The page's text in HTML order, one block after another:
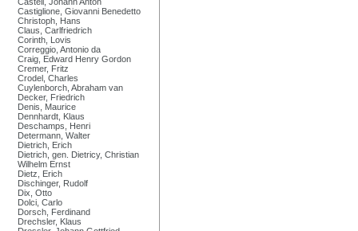
Castiglione, Giovanni Benedetto
Christoph, Hans
Claus, Carlfriedrich
Corinth, Lovis
Correggio, Antonio da
Craig, Edward Henry Gordon
Cremer, Fritz
Crodel, Charles
Cuylenborch, Abraham van
Decker, Friedrich
Denis, Maurice
Dennhardt, Klaus
Deschamps, Henri
Determann, Walter
Dietrich, Erich
Dietrich, gen. Dietricy, Christian
Wilhelm Ernst
Dietz, Erich
Dischinger, Rudolf
Dix, Otto
Dolci, Carlo
Dorsch, Ferdinand
Drechsler, Klaus